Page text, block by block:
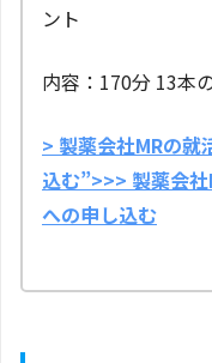
ント
内容：170分 13本
> 製薬会社MRの
込む”>>> 製薬会
への申し込む